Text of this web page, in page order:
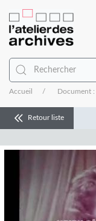
Accueil Document
Retour liste